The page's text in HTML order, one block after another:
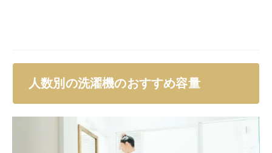
1人当たりの1日の洗濯量は1.5Kg程と言われています。
しかし、実際の生活を考えると、衣類を数日分まとめて
洗ったり、布団などの大物を洗うこともあるでしょう。
そのため1人暮らしでも、4～6Kg程度の容量がおすすめ